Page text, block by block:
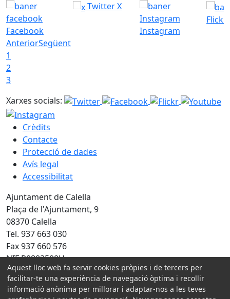
Facebook
Twitter X
Instagram
Flickr
AnteriorSegüent
1
2
3
Xarxes socials:
Crèdits
Contacte
Protecció de dades
Avís legal
Accessibilitat
Ajuntament de Calella
Plaça de l'Ajuntament, 9
08370 Calella
Tel. 937 663 030
Fax 937 660 576
NIF P0803500H
Amb la col·laboració de:
Aquest lloc web fa servir cookies pròpies i de tercers per
facilitar-te una experiència de navegació òptima i recollir
informació anònima per millorar i adaptar-nos a les teves